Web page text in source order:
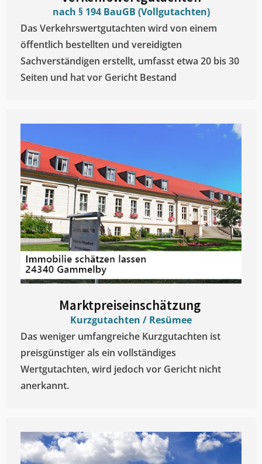
nach § 194 BauGB (Vollgutachten)
Das Verkehrswertgutachten wird von einem
öffentlich bestellten und vereidigten
Sachverständigen erstellt, umfasst etwa 20 bis 30
Seiten und hat vor Gericht Bestand
Marktpreiseinschätzung ​
Kurzgutachten / Resümee
Das weniger umfangreiche Kurzgutachten ist
preisgünstiger als ein vollständiges
Wertgutachten, wird jedoch vor Gericht nicht
anerkannt.